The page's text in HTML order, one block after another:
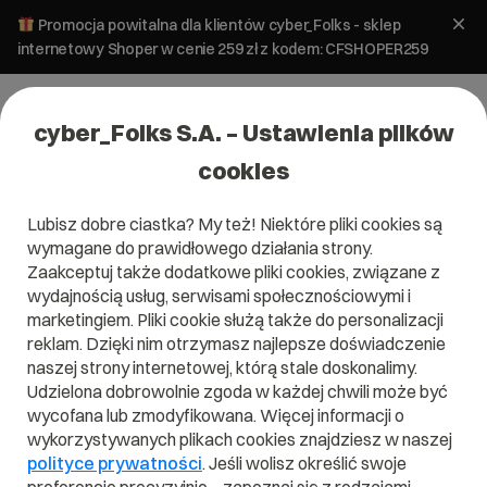
Promocja powitalna dla klientów cyber_Folks - sklep
internetowy Shoper w cenie 259 zł z kodem: CFSHOPER259
Czym jest SEO?
Przeczytaj czym jestSEOw naszym słowniku.
Pomoże Ci to lepiej zrozumieć, czym dokładnie jestSEO
cyber_Folks S.A. – Ustawienia plików
cookies
Lubisz dobre ciastka? My też! Niektóre pliki cookies są
wymagane do prawidłowego działania strony.
Zaakceptuj także dodatkowe pliki cookies, związane z
wydajnością usług, serwisami społecznościowymi i
marketingiem. Pliki cookie służą także do personalizacji
reklam. Dzięki nim otrzymasz najlepsze doświadczenie
naszej strony internetowej, którą stale doskonalimy.
Udzielona dobrowolnie zgoda w każdej chwili może być
wycofana lub zmodyfikowana. Więcej informacji o
wykorzystywanych plikach cookies znajdziesz w naszej
polityce prywatności. Jeśli wolisz określić swoje